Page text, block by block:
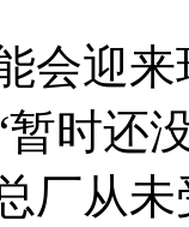
会迎
时还
厂从